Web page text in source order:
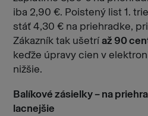
iba 2,90 €. Poistený list 1.
stáť 4,30 € na priehradke,
Zákazník tak ušetríaž 90
keďže úpravy cien v
nižšie.
Balíkové zásielky – na
lacnejšie